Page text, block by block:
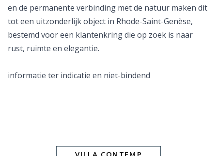
en de permanente verbinding met de natuur maken dit
tot een uitzonderlijk object in Rhode-Saint-Genèse,
bestemd voor een klantenkring die op zoek is naar
rust, ruimte en elegantie.
informatie ter indicatie en niet-bindend